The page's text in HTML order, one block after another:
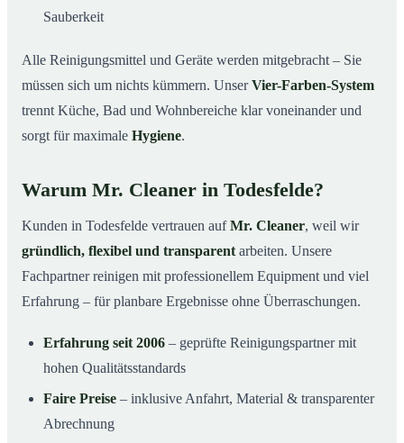
Sauberkeit
Alle Reinigungsmittel und Geräte werden mitgebracht – Sie
müssen sich um nichts kümmern. UnserVier-Farben-System
trennt Küche, Bad und Wohnbereiche klar voneinander und
sorgt für maximale Hygiene.
Warum Mr. Cleaner in Todesfelde?
Kunden in Todesfelde vertrauen aufMr. Cleaner, weil wir
gründlich, flexibel und transparent arbeiten. Unsere
Fachpartner reinigen mit professionellem Equipment und viel
Erfahrung – für planbare Ergebnisse ohne Überraschungen.
Erfahrung seit 2006 – geprüfte Reinigungspartner mit
hohen Qualitätsstandards
Faire Preise – inklusive Anfahrt, Material & transparenter
Abrechnung